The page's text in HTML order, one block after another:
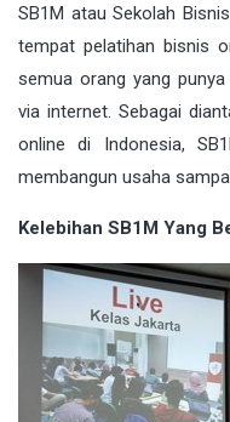
SB1M atau Sekolah
tempat pelatihan bisnis
semua orang yang
via internet. Sebagai
online di Indonesia,
membangun usaha
Kelebihan SB1M Yang